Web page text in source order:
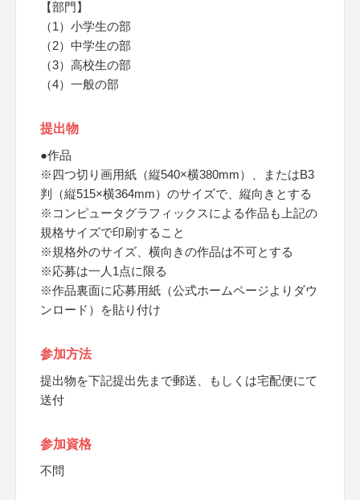
【部門】
（1）小学生の部
（2）中学生の部
（3）高校生の部
（4）一般の部
提出物
●作品
※四つ切り画用紙（縦540×横380mm）、またはB3
判（縦515×横364mm）のサイズで、縦向きとする
※コンピュータグラフィックスによる作品も上記の
規格サイズで印刷すること
※規格外のサイズ、横向きの作品は不可とする
※応募は一人1点に限る
※作品裏面に応募用紙（公式ホームページよりダウ
ンロード）を貼り付け
参加方法
提出物を下記提出先まで郵送、もしくは宅配便にて
送付
参加資格
不問